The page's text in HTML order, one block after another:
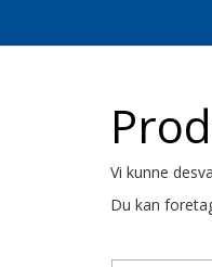
Vi kunne
Du kan